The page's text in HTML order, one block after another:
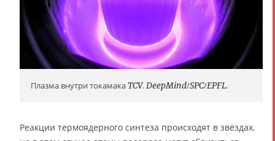
Плазма внутри токамакаTCV. DeepMind/SPC/EPFL.
Реакции термоядерного синтеза происходят в звёздах,